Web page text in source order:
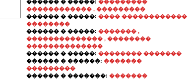
������ � �����: ���������
������������ , ���������
������ � �����: ���� ������������
��������
������ � �����: ������� ,
�������������� , ��������
��������������
������ � �����: �������� �������
������ � ������: �������
���������
������ � �������: �������